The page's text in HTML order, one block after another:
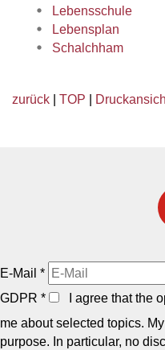
Lebensschule
Lebensplan
Schalchham
zurück TOP
E-Mail *
GDPR *
I agree that the
me about selected topics.
purpose. In particular, no